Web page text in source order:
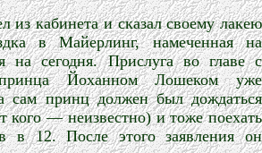
из кабинета и сказал своему лакею
в Майерлинг, намеченная на
на сегодня. Прислуга во главе с
Йоханном Лошеком уже
сам принц должен был дождаться
кого — неизвестно) и тоже поехать
в 12. После этого заявления он